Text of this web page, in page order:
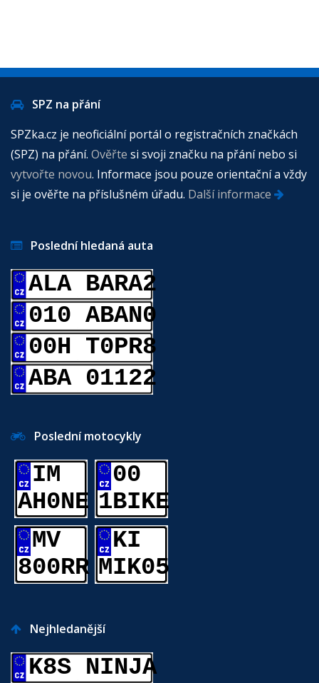
SPZ na přání
SPZka.cz je neoficiální portál o registračních značkách
(SPZ) na přání. Ověřte si svoji značku na přání nebo si
vytvořte novou. Informace jsou pouze orientační a vždy
si je ověřte na příslušném úřadu. Další informace
Poslední hledaná auta
ALA BARA2
010 ABAN0
00H T0PR8
ABA 01122
Poslední motocykly
IM
AH0NE
00
1BIKE
MV
800RR
KI
MIK05
Nejhledanější
K8S NINJA